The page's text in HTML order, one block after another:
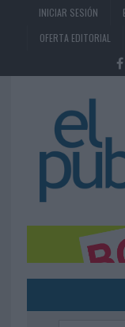
INICIAR SESIÓN
OFERTA EDITORIAL